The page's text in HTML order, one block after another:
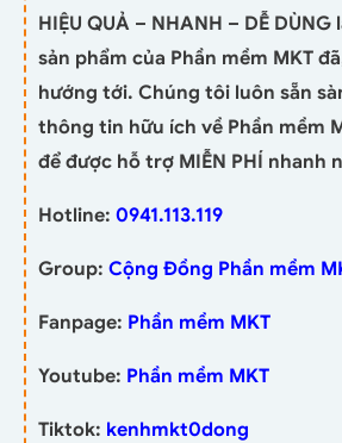
HIỆU QUẢ – NHANH – DỄ
sản phẩm của Phần mềm MKT
hướng tới. Chúng tôi luôn sẵn
thông tin hữu ích về Phần mềm
để được hỗ trợ MIỄN PHÍ nhanh
Hotline: 0941.113.119
Group: Cộng Đồng Phần mềm
Fanpage: Phần mềm MKT
Youtube: Phần mềm MKT
Tiktok: kenhmkt0dong